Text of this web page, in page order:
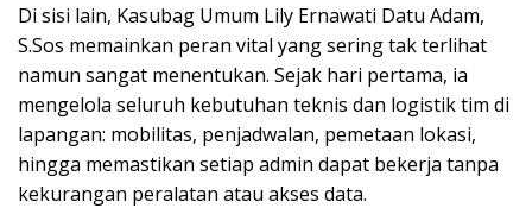
Di sisi lain, Kasubag Umum Lily Ernawati Datu Adam,
S.Sos memainkan peran vital yang sering tak terlihat
namun sangat menentukan. Sejak hari pertama, ia
mengelola seluruh kebutuhan teknis dan logistik tim di
lapangan: mobilitas, penjadwalan, pemetaan lokasi,
hingga memastikan setiap admin dapat bekerja tanpa
kekurangan peralatan atau akses data.